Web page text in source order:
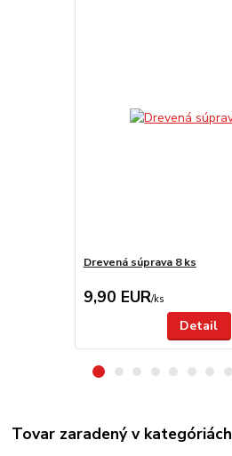
Drevená súprava 8 ks
9,90 EUR/ks
Detail
Tovar zaradený v kategóriách